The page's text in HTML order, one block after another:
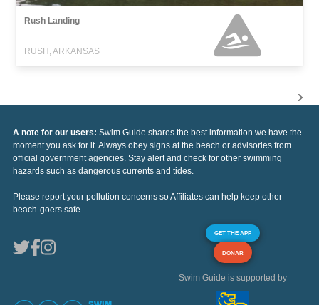
Rush Landing
RUSH, ARKANSAS
A note for our users: Swim Guide shares the best information we have the
moment you ask for it. Always obey signs at the beach or advisories from
official government agencies. Stay alert and check for other swimming
hazards such as dangerous currents and tides.
Please report your pollution concerns so Affiliates can help keep other
beach-goers safe.
GET THE APP
DONAR
Swim Guide is supported by